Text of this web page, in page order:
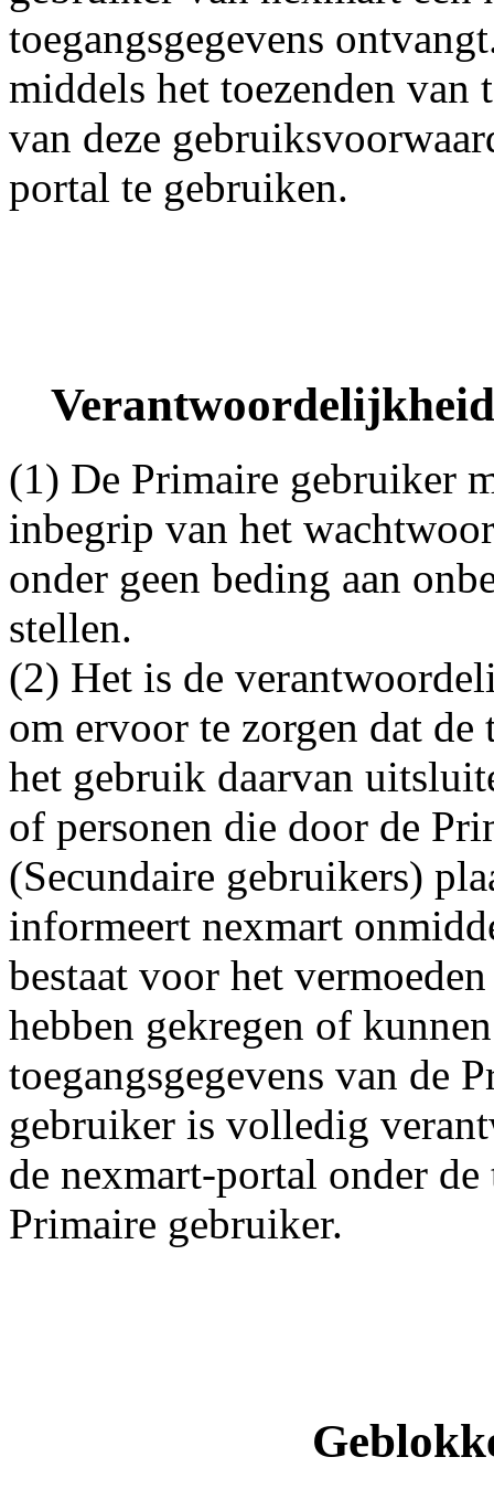
toegangsgegevens
middels het toezenden van
van deze
portal te gebruiken.
Verantwoordelijkheid
(1) De Primaire gebruiker
inbegrip van het
onder geen beding aan
stellen.
(2) Het is de
om ervoor te zorgen dat
het gebruik daarvan
of personen die door de
(Secundaire gebruikers)
informeert nexmart
bestaat voor het
hebben gekregen of
toegangsgegevens van de
gebruiker is volledig
de nexmart-portal onder de
Primaire gebruiker.